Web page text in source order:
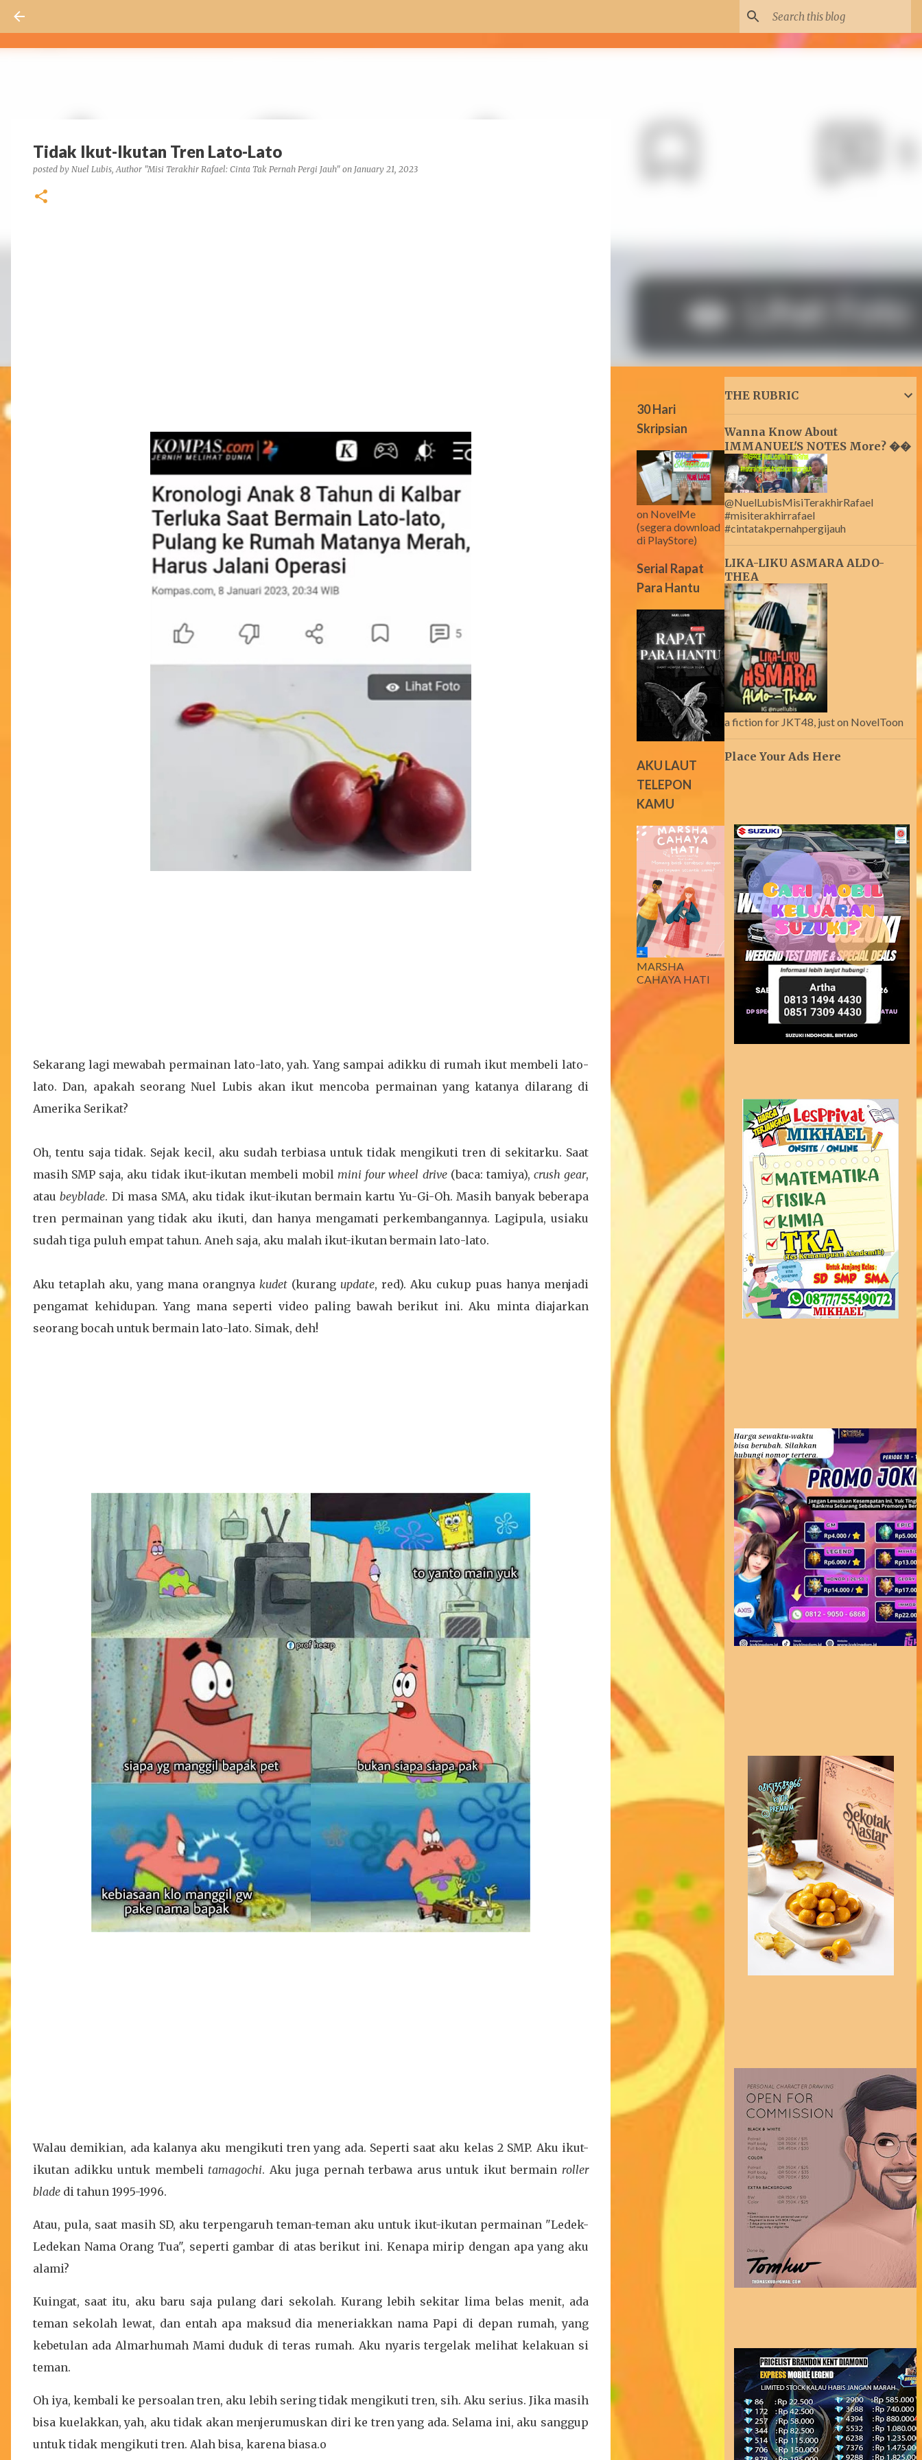
Tidak Ikut-Ikutan Tren Lato-Lato
posted by Nuel Lubis, Author "Misi Terakhir Rafael: Cinta Tak Pernah Pergi Jauh" on January 21, 2023
Sekarang lagi mewabah permainan lato-lato, yah. Yang sampai adikku di rumah ikut membeli lato-
lato. Dan, apakah seorang Nuel Lubis akan ikut mencoba permainan yang katanya dilarang di
Amerika Serikat?
Oh, tentu saja tidak. Sejak kecil, aku sudah terbiasa untuk tidak mengikuti tren di sekitarku. Saat
masih SMP saja, aku tidak ikut-ikutan membeli mobil mini four wheel drive(baca: tamiya), crush gear,
ataubeyblade. Di masa SMA, aku tidak ikut-ikutan bermain kartu Yu-Gi-Oh. Masih banyak beberapa
tren permainan yang tidak aku ikuti, dan hanya mengamati perkembangannya. Lagipula, usiaku
sudah tiga puluh empat tahun. Aneh saja, aku malah ikut-ikutan bermain lato-lato.
Aku tetaplah aku, yang mana orangnya kudet (kurang update, red). Aku cukup puas hanya menjadi
pengamat kehidupan. Yang mana seperti video paling bawah berikut ini. Aku minta diajarkan
seorang bocah untuk bermain lato-lato. Simak, deh!
Walau demikian, ada kalanya aku mengikuti tren yang ada. Seperti saat aku kelas 2 SMP. Aku ikut-
ikutan adikku untuk membeli tamagochi. Aku juga pernah terbawa arus untuk ikut bermain roller
blade di tahun 1995-1996.
Atau, pula, saat masih SD, aku terpengaruh teman-teman aku untuk ikut-ikutan permainan "Ledek-
Ledekan Nama Orang Tua", seperti gambar di atas berikut ini. Kenapa mirip dengan apa yang aku
alami?
Kuingat, saat itu, aku baru saja pulang dari sekolah. Kurang lebih sekitar lima belas menit, ada
teman sekolah lewat, dan entah apa maksud dia meneriakkan nama Papi di depan rumah, yang
kebetulan ada Almarhumah Mami duduk di teras rumah. Aku nyaris tergelak melihat kelakuan si
teman.
Oh iya, kembali ke persoalan tren, aku lebih sering tidak mengikuti tren, sih. Aku serius. Jika masih
bisa kuelakkan, yah, aku tidak akan menjerumuskan diri ke tren yang ada. Selama ini, aku sanggup
untuk tidak mengikuti tren. Alah bisa, karena biasa.o
30 Hari
Skripsian
on NovelMe
(segera download
di PlayStore)
Serial Rapat
Para Hantu
AKU LAUT
TELEPON
KAMU
MARSHA
CAHAYA HATI
THE RUBRIC
Wanna Know About
IMMANUEL'S NOTES More? ��
@NuelLubisMisiTerakhirRafael
#misiterakhirrafael
#cintatakpernahpergijauh
LIKA-LIKU ASMARA ALDO-
THEA
a fiction for JKT48, just on NovelToon
Place Your Ads Here